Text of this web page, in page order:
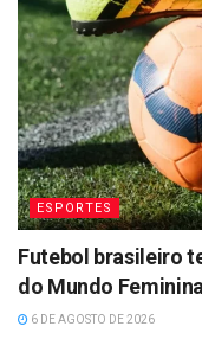
ESPORTES
Futebol brasileiro
do Mundo
6 DE AGOSTO DE 2026